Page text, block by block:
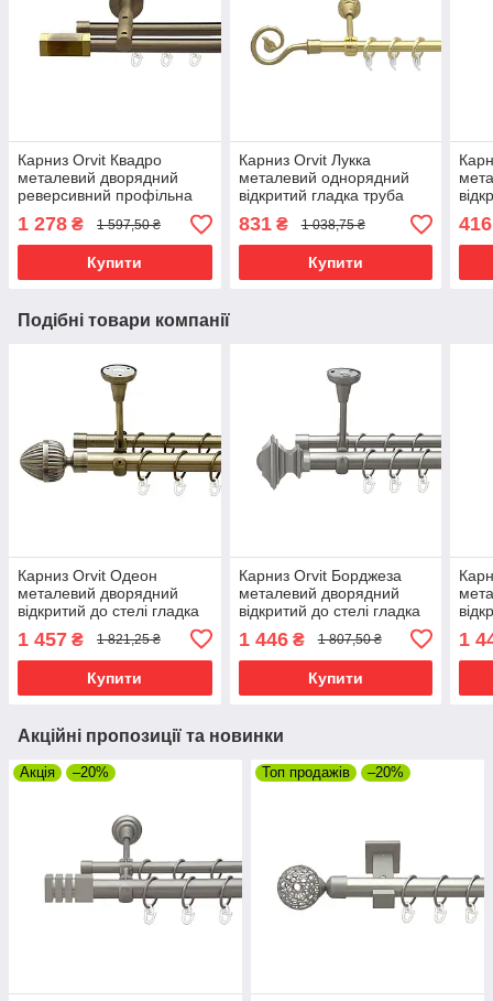
Карниз Orvit Квадро
металевий дворядний
реверсивний профільна
труба Антик 19\19 мм 200
см (00-00013433)
1 278 ₴ 1 597,50 ₴
Купити
Карниз Orvit Лукка
металевий однорядний
відкритий гладка труба
кільце фасонне металеве
Золото 16 мм 240 см
(7751901)
831₴ 1 038,75 ₴
Купити
мм
416
Подібні товари компанії
Карниз Orvit Одеон
металевий дворядний
відкритий до стелі гладка
Антик 25\19 мм 240 см
(00-00018646)
1 457 ₴ 1 821,25 ₴
Купити
Карниз Orvit Борджеза
металевий дворядний
відкритий до стелі гладка
Сатин 25\19 мм 300 см
(00-00023887)
1 446₴ 1 807,50 ₴
Купити
1
Акційні пропозиції та новинки
Акція –20% Топ продажів –20%